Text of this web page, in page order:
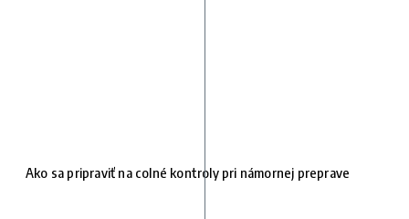
Ako sa pripraviť na colné kontroly pri námornej preprave